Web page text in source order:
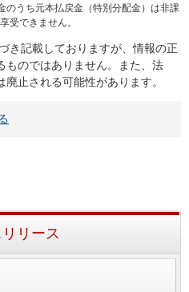
のうち元本払戻金（特別分配金）は非課
受できません。
き記載しておりますが、情報の正
ものではありません。また、法
止される可能性があります。
リース